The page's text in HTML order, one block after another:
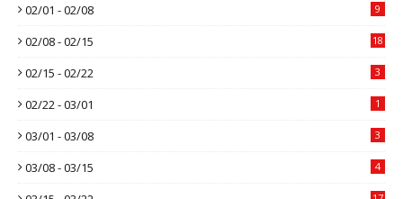
02/01 - 02/08 9
02/08 - 02/15 18
02/15 - 02/22 3
02/22 - 03/01 1
03/01 - 03/08 3
03/08 - 03/15 4